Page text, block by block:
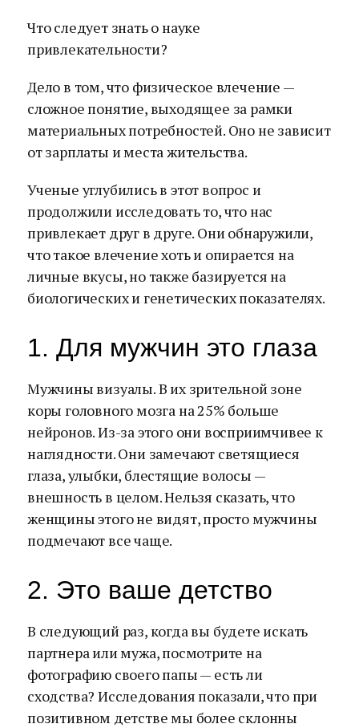
Что следует знать о науке
привлекательности?
Дело в том, что физическое влечение —
сложное понятие, выходящее за рамки
материальных потребностей. Оно не зависит
от зарплаты и места жительства.
Ученые углубились в этот вопрос и
продолжили исследовать то, что нас
привлекает друг в друге. Они обнаружили,
что такое влечение хоть и опирается на
личные вкусы, но также базируется на
биологических и генетических показателях.
1. Для мужчин это глаза
Мужчины визуалы. В их зрительной зоне
коры головного мозга на 25% больше
нейронов. Из-за этого они восприимчивее к
наглядности. Они замечают светящиеся
глаза, улыбки, блестящие волосы —
внешность в целом. Нельзя сказать, что
женщины этого не видят, просто мужчины
подмечают все чаще.
2. Это ваше детство
В следующий раз, когда вы будете искать
партнера или мужа, посмотрите на
фотографию своего папы — есть ли
сходства? Исследования показали, что при
позитивном детстве мы более склонны